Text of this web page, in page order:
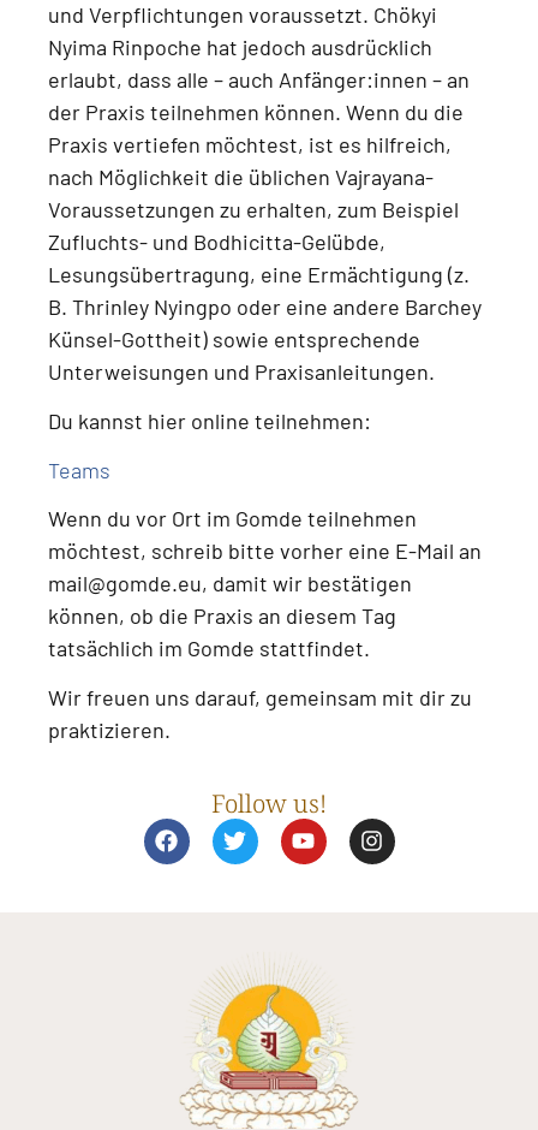
und Verpflichtungen voraussetzt. Chökyi
Nyima Rinpoche hat jedoch ausdrücklich
erlaubt, dass alle – auch Anfänger:innen – an
der Praxis teilnehmen können. Wenn du die
Praxis vertiefen möchtest, ist es hilfreich,
nach Möglichkeit die üblichen Vajrayana-
Voraussetzungen zu erhalten, zum Beispiel
Zufluchts- und Bodhicitta-Gelübde,
Lesungsübertragung, eine Ermächtigung (z.
B. Thrinley Nyingpo oder eine andere Barchey
Künsel-Gottheit) sowie entsprechende
Unterweisungen und Praxisanleitungen.
Du kannst hier online teilnehmen:
Teams
Wenn du vor Ort im Gomde teilnehmen
möchtest, schreib bitte vorher eine E-Mail an
mail@gomde.eu, damit wir bestätigen
können, ob die Praxis an diesem Tag
tatsächlich im Gomde stattfindet.
Wir freuen uns darauf, gemeinsam mit dir zu
praktizieren.
Follow us!
F
a
T
w
r
Y
o
e
I
n